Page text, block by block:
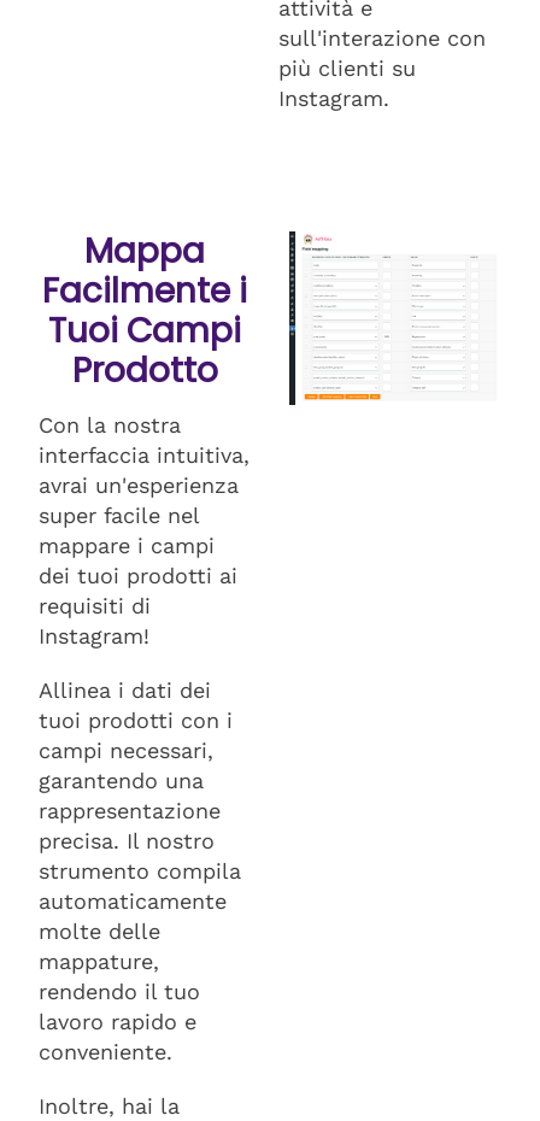
attività e
sull'interazione con
più clienti su
Instagram.
Mappa
Facilmente i
Tuoi Campi
Prodotto
Con la nostra
interfaccia intuitiva,
avrai un'esperienza
super facile nel
mappare i campi
dei tuoi prodotti ai
requisiti di
Instagram!
Allinea i dati dei
tuoi prodotti con i
campi necessari,
garantendo una
rappresentazione
precisa. Il nostro
strumento compila
automaticamente
molte delle
mappature,
rendendo il tuo
lavoro rapido e
conveniente.
Inoltre, hai la